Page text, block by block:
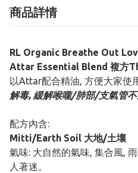
商品詳情
RL Organic Breathe Out
Attar Essential Blend 複方
以Attar配合精油, 方便大家使
解毒, 緩解喉嚨/肺部/支氣管
配方內含:
Mitti/Earth Soil 大地/土壤
氣味: 大自然的氣味, 集合風,
人著迷。